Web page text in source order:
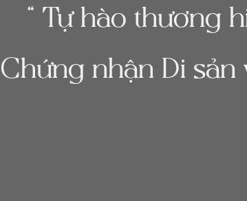
“ Tự hào thương
Chứng nhận Di sản